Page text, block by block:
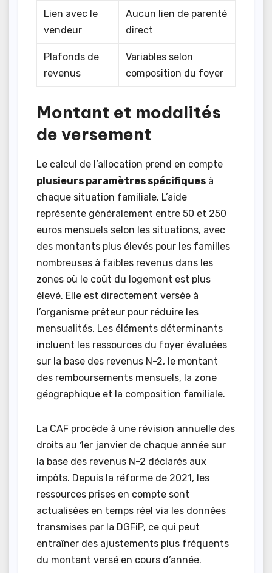
Lien avec le
vendeur
Aucun lien de parenté
direct
Plafonds de
revenus
Variables selon
composition du foyer
Montant et modalités
de versement
Le calcul de l’allocation prend en compte
plusieurs paramètres spécifiques à
chaque situation familiale. L’aide
représente généralement entre 50 et 250
euros mensuels selon les situations, avec
des montants plus élevés pour les familles
nombreuses à faibles revenus dans les
zones où le coût du logement est plus
élevé. Elle est directement versée à
l’organisme prêteur pour réduire les
mensualités. Les éléments déterminants
incluent les ressources du foyer évaluées
sur la base des revenus N-2, le montant
des remboursements mensuels, la zone
géographique et la composition familiale.
La CAF procède à une révision annuelle des
droits au 1er janvier de chaque année sur
la base des revenus N-2 déclarés aux
impôts. Depuis la réforme de 2021, les
ressources prises en compte sont
actualisées en temps réel via les données
transmises par la DGFiP, ce qui peut
entraîner des ajustements plus fréquents
du montant versé en cours d’année.